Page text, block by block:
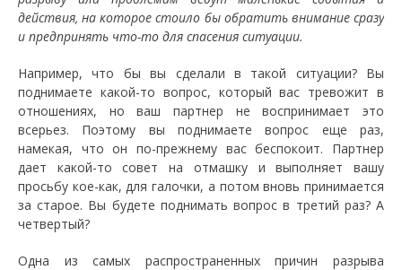
действия, на которое стоило бы обратить внимание сразу
и предпринять что-то для спасения ситуации.
Например, что бы вы сделали в такой ситуации? Вы
поднимаете какой-то вопрос, который вас тревожит в
отношениях, но ваш партнер не воспринимает это
всерьез. Поэтому вы поднимаете вопрос еще раз,
намекая, что он по-прежнему вас беспокоит. Партнер
дает какой-то совет на отмашку и выполняет вашу
просьбу кое-как, для галочки, а потом вновь принимается
за старое. Вы будете поднимать вопрос в третий раз? А
четвертый?
Одна из самых распространенных причин разрыва